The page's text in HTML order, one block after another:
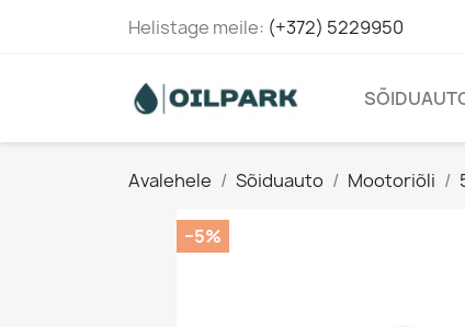
Helistage meile: (+372) 5229950
Avalehele Sõiduauto Mootoriõli
−5%